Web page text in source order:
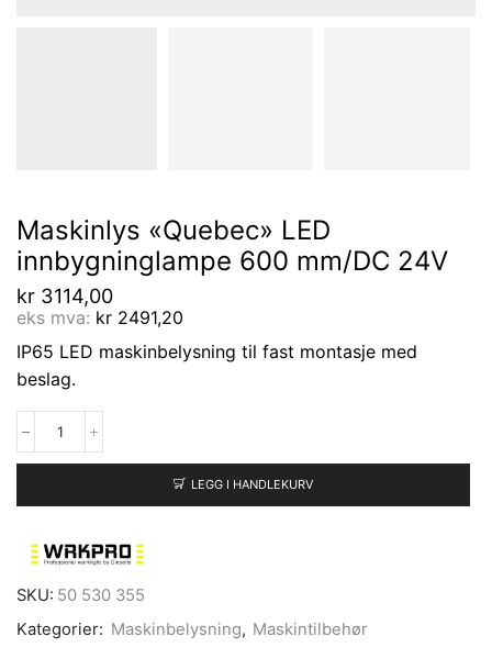
Maskinlys «Quebec» LED
innbygninglampe 600 mm/DC 24V
kr 3114,00
eks mva: kr 2491,20
IP65 LED maskinbelysning til fast montasje med
beslag.
LEGG I HANDLEKURV
SKU: 50 530 355
Kategorier: Maskinbelysning, Maskintilbehør